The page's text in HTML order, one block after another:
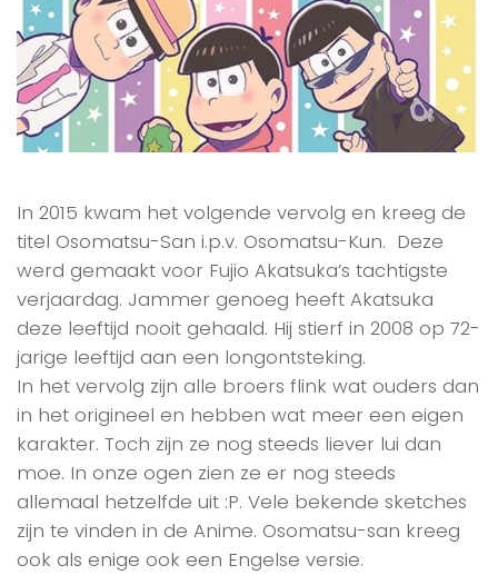
In 2015 kwam het volgende vervolg en kreeg de
titel Osomatsu-San i.p.v. Osomatsu-Kun. Deze
werd gemaakt voor Fujio Akatsuka’s tachtigste
verjaardag. Jammer genoeg heeft Akatsuka
deze leeftijd nooit gehaald. Hij stierf in 2008 op 72-
jarige leeftijd aan een longontsteking.
In het vervolg zijn alle broers flink wat ouders dan
in het origineel en hebben wat meer een eigen
karakter. Toch zijn ze nog steeds liever lui dan
moe. In onze ogen zien ze er nog steeds
allemaal hetzelfde uit :P. Vele bekende sketches
zijn te vinden in de Anime. Osomatsu-san kreeg
ook als enige ook een Engelse versie.